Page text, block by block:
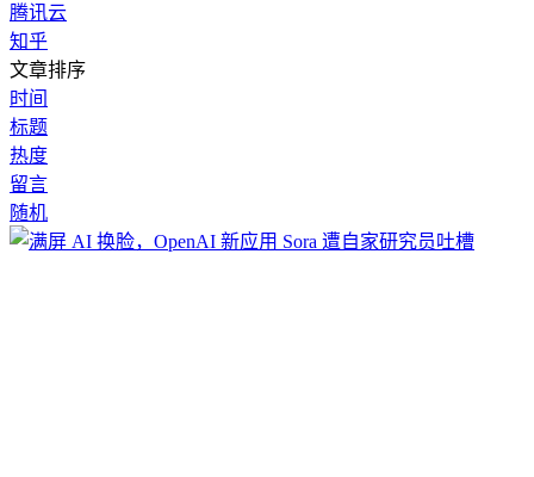
腾讯云
知乎
文章排序
时间
标题
热度
留言
随机